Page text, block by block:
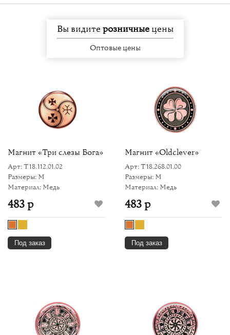
Вы видитерозничныецены
Оптовые цены
Магнит «Три слезы Бога»
Арт: Т18.112.01.02
Размеры: M
Материал: Медь
483 р
Под заказ
Магнит «Oldclever»
Арт: Т18.268.01.00
Размеры: M
Материал: Медь
483 р
Под заказ